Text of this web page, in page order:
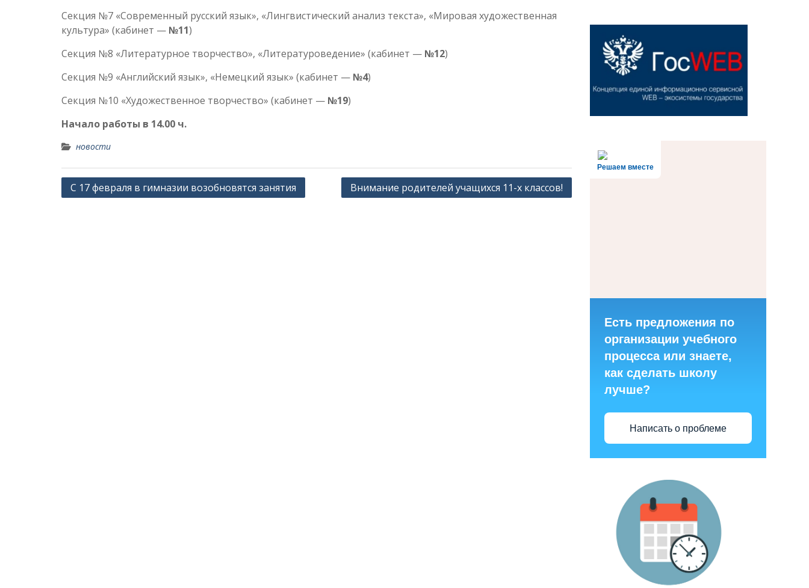
Секция №7 «Современный русский язык», «Лингвистический анализ текста», «Мировая художественная
культура» (кабинет — №11)
Секция №8 «Литературное творчество», «Литературоведение» (кабинет — №12)
Секция №9 «Английский язык», «Немецкий язык» (кабинет — №4)
Секция №10 «Художественное творчество» (кабинет — №19)
Начало работы в 14.00 ч.
новости
Навигация
С 17 февраля в гимназии возобновятся занятия Внимание родителей учащихся 11-х классов!
Решаем вместе
Есть предложения по
организации учебного
процесса или знаете,
как сделать школу
лучше?
Написать о проблеме